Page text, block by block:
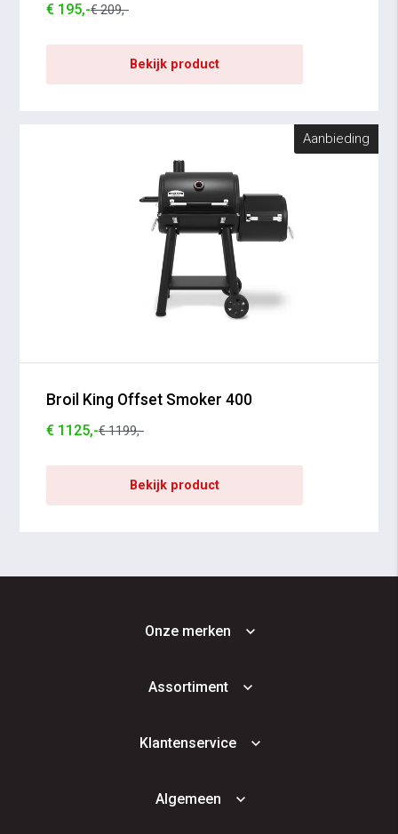
€ 195,-€ 209,-
Bekijk product
Aanbieding
Broil King Offset Smoker 400
€ 1125,-€ 1199,-
Bekijk product
Onze merken
Assortiment
Klantenservice
Algemeen